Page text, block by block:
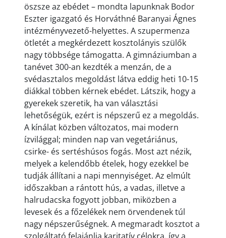
öszsze az ebédet – mondta lapunknak Bodor
Eszter igazgató és Horváthné Baranyai Ágnes
intézményvezető-helyettes. A szupermenza
ötletét a megkérdezett kosztolányis szülők
nagy többsége támogatta. A gimnáziumban a
tanévet 300-an kezdték a menzán, de a
svédasztalos megoldást látva eddig heti 10-15
diákkal többen kérnek ebédet. Látszik, hogy a
gyerekek szeretik, ha van választási
lehetőségük, ezért is népszerű ez a megoldás.
A kínálat közben változatos, mai modern
ízvilággal; minden nap van vegetáriánus,
csirke- és sertéshúsos fogás. Most azt nézik,
melyek a kelendőbb ételek, hogy ezekkel be
tudják állítani a napi mennyiséget. Az elmúlt
időszakban a rántott hús, a vadas, illetve a
halrudacska fogyott jobban, miközben a
levesek és a főzelékek nem örvendenek túl
nagy népszerűségnek. A megmaradt kosztot a